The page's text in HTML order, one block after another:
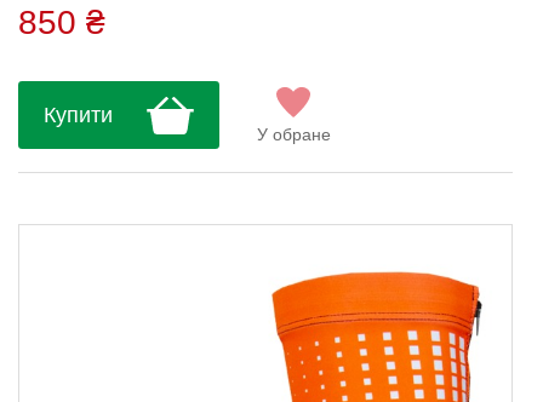
пилу, вітру та легких опадів.Тканина:
лайкра Таволара Склад: 80% поліестер,
Висота: 15 см Догляд: Прати вручну або на
делікатному режимі при 30°С із миючими
засобами для спортивних тканин. Не
вико...
850 ₴
Купити
У обране